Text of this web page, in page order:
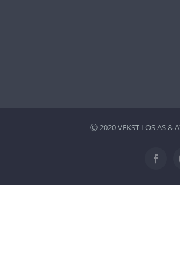
Ⓒ 2020 VEKST I OS AS &